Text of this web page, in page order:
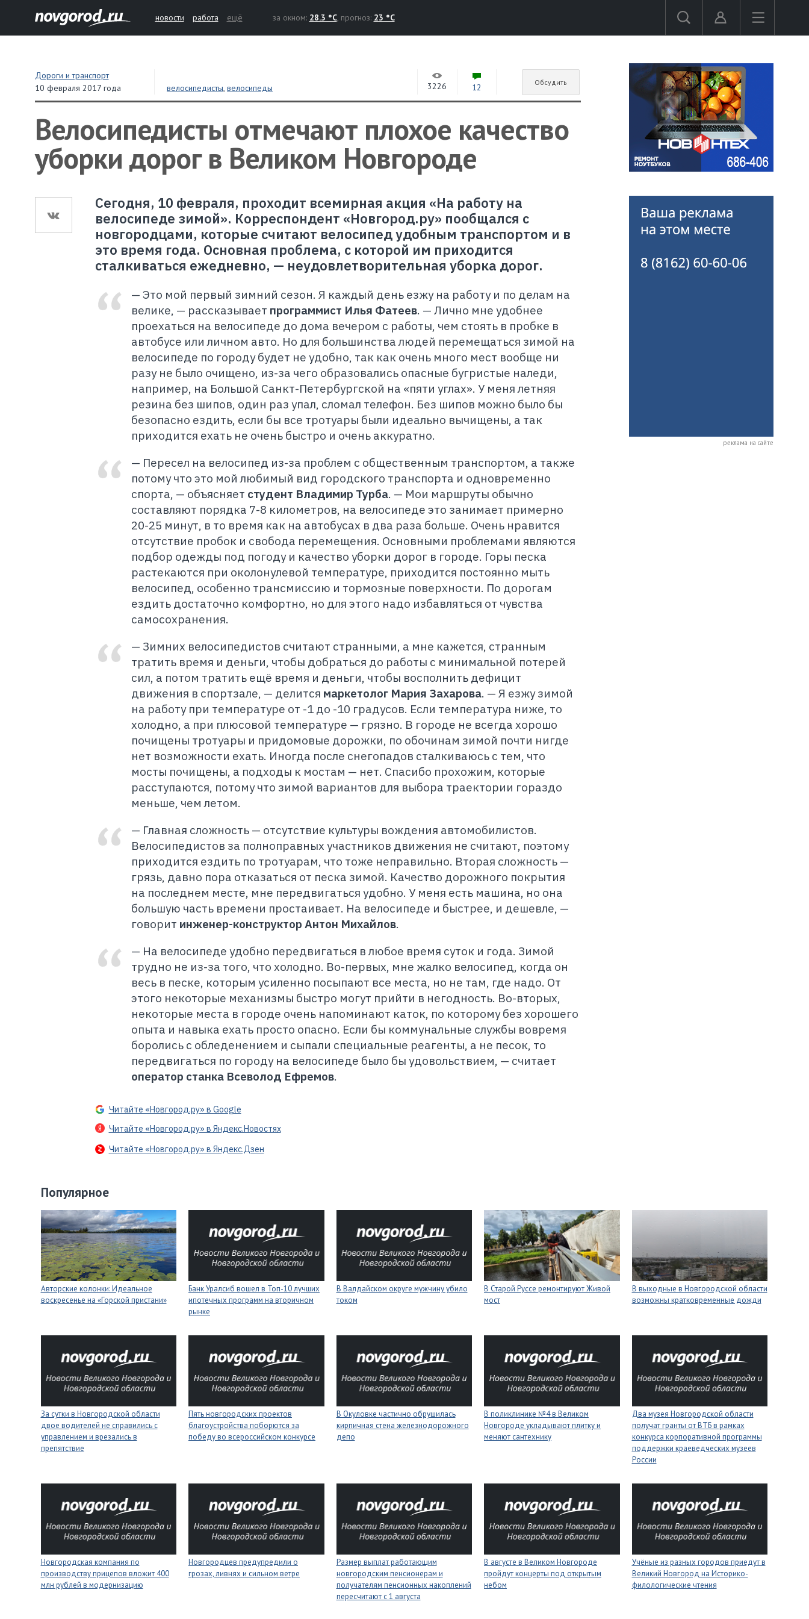
новости работа ещё за окном: 28.3 °C, прогноз: 23 °C
Дороги и транспорт
10 февраля 2017 года
велосипедисты,велосипеды 3226 12 Обсудить
Велосипедисты отмечают плохое качество
уборки дорог в Великом Новгороде
Сегодня, 10 февраля, проходит всемирная акция «На работу на
велосипеде зимой». Корреспондент «Новгород.ру» пообщался с
новгородцами, которые считают велосипед удобным транспортом и в
это время года. Основная проблема, с которой им приходится
сталкиваться ежедневно, — неудовлетворительная уборка дорог.
— Это мой первый зимний сезон. Я каждый день езжу на работу и по делам на
велике, — рассказывает программист Илья Фатеев. — Лично мне удобнее
проехаться на велосипеде до дома вечером с работы, чем стоять в пробке в
автобусе или личном авто. Но для большинства людей перемещаться зимой на
велосипеде по городу будет не удобно, так как очень много мест вообще ни
разу не было очищено, из-за чего образовались опасные бугристые наледи,
например, на Большой Санкт-Петербургской на «пяти углах». У меня летняя
резина без шипов, один раз упал, сломал телефон. Без шипов можно было бы
безопасно ездить, если бы все тротуары были идеально вычищены, а так
приходится ехать не очень быстро и очень аккуратно.
— Пересел на велосипед из-за проблем с общественным транспортом, а также
потому что это мой любимый вид городского транспорта и одновременно
спорта, — объясняет студент Владимир Турба. — Мои маршруты обычно
составляют порядка 7-8 километров, на велосипеде это занимает примерно
20-25 минут, в то время как на автобусах в два раза больше. Очень нравится
отсутствие пробок и свобода перемещения. Основными проблемами являются
подбор одежды под погоду и качество уборки дорог в городе. Горы песка
растекаются при околонулевой температуре, приходится постоянно мыть
велосипед, особенно трансмиссию и тормозные поверхности. По дорогам
ездить достаточно комфортно, но для этого надо избавляться от чувства
самосохранения.
— Зимних велосипедистов считают странными, а мне кажется, странным
тратить время и деньги, чтобы добраться до работы с минимальной потерей
сил, а потом тратить ещё время и деньги, чтобы восполнить дефицит
движения в спортзале, — делится маркетолог Мария Захарова. — Я езжу зимой
на работу при температуре от -1 до -10 градусов. Если температура ниже, то
холодно, а при плюсовой температуре — грязно. В городе не всегда хорошо
почищены тротуары и придомовые дорожки, по обочинам зимой почти нигде
нет возможности ехать. Иногда после снегопадов сталкиваюсь с тем, что
мосты почищены, а подходы к мостам — нет. Спасибо прохожим, которые
расступаются, потому что зимой вариантов для выбора траектории гораздо
меньше, чем летом.
— Главная сложность — отсутствие культуры вождения автомобилистов.
Велосипедистов за полноправных участников движения не считают, поэтому
приходится ездить по тротуарам, что тоже неправильно. Вторая сложность —
грязь, давно пора отказаться от песка зимой. Качество дорожного покрытия
на последнем месте, мне передвигаться удобно. У меня есть машина, но она
большую часть времени простаивает. На велосипеде и быстрее, и дешевле, —
говорит инженер-конструктор Антон Михайлов.
— На велосипеде удобно передвигаться в любое время суток и года. Зимой
трудно не из-за того, что холодно. Во-первых, мне жалко велосипед, когда он
весь в песке, которым усиленно посыпают все места, но не там, где надо. От
этого некоторые механизмы быстро могут прийти в негодность. Во-вторых,
некоторые места в городе очень напоминают каток, по которому без хорошего
опыта и навыка ехать просто опасно. Если бы коммунальные службы вовремя
боролись с обледенением и сыпали специальные реагенты, а не песок, то
передвигаться по городу на велосипеде было бы удовольствием, — считает
оператор станка Всеволод Ефремов.
Читайте «Новгород.ру» в Google
Читайте «Новгород.ру» в Яндекс.Новостях
Читайте «Новгород.ру» в Яндекс.Дзен
реклама на сайте
Популярное
Авторские колонки: Идеальное
воскресенье на «Горской пристани»
Банк Уралсиб вошел в Топ-10 лучших
ипотечных программ на вторичном
рынке
В Валдайском округе мужчину убило
током
В Старой Руссе ремонтируют Живой
мост
В выходные в Новгородской области
возможны кратковременные дожди
За сутки в Новгородской области
двое водителей не справились с
управлением и врезались в
препятствие
Пять новгородских проектов
благоустройства поборются за
победу во всероссийском конкурсе
В Окуловке частично обрушилась
кирпичная стена железнодорожного
депо
В поликлинике №4 в Великом
Новгороде укладывают плитку и
меняют сантехнику
Два музея Новгородской области
получат гранты от ВТБ в рамках
конкурса корпоративной программы
поддержки краеведческих музеев
России
Новгородская компания по
производству прицепов вложит 400
млн рублей в модернизацию
Новгородцев предупредили о
грозах, ливнях и сильном ветре
Размер выплат работающим
новгородским пенсионерам и
получателям пенсионных накоплений
пересчитают с 1 августа
В августе в Великом Новгороде
пройдут концерты под открытым
небом
Учёные из разных городов приедут в
Великий Новгород на Историко-
филологические чтения